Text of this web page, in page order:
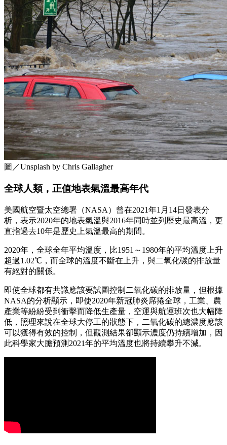
圖／Unsplash by Chris Gallagher
全球人類，正值地表氣溫最高年代
美國航空暨太空總署（NASA）曾在2021年1月14日發表分
析，表示2020年的地表氣溫與2016年同時並列歷史最高溫，更
直指過去10年是歷史上氣溫最高的期間。
2020年，全球全年平均溫度，比1951～1980年的平均溫度上升
超過1.02℃，而全球的溫度不斷在上升，與二氧化碳的排放量
有絕對的關係。
即使全球都有共識應該要試圖控制二氧化碳的排放量，但根據
NASA的分析顯示，即使2020年新冠肺炎席捲全球，工業、農
產業等紛紛受到衝擊而降低生產量，空運與航運班次也大幅降
低，照理來說在全球大停工的狀態下，二氧化碳的總濃度應該
可以獲得有效的控制，但觀測結果卻顯示濃度仍持續增加，因
此科學家大膽預測2021年的平均溫度也將持續攀升不減。